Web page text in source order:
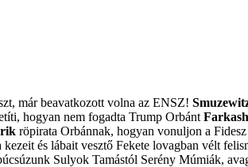
már beavatkozott volna az ENSZ!
hogyan nem fogadta Trump Orbánt
röpirata Orbánnak, hogyan vonuljon a
kezeit és lábait vesztő Fekete lovagban vélt
Sulyok Tamástól Serény Múmiák,